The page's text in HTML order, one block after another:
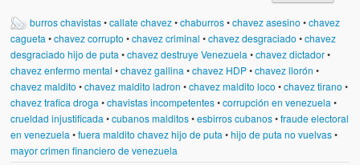
burros chavistas•callate chavez•chaburros•chavez asesino •chavez
cagueta •chavez corrupto •chavez criminal •chavez desgraciado •chavez
desgraciado hijo de puta •chavez destruye Venezuela •chavez dictador•
chavez enfermo mental •chavez gallina •chavez HDP•chavez llorón •
chavez maldito •chavez maldito ladron •chavez maldito loco •chavez tirano •
chavez trafica droga •chavistas incompetentes•corrupción en venezuela •
crueldad injustificada •cubanos malditos•esbirros cubanos•fraude electoral
en venezuela •fuera maldito chavez hijo de puta •hijo de puta no vuelvas•
mayor crimen financiero de venezuela